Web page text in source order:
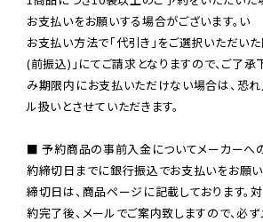
お支払いをお願いする場合がございます。い
お支払い方法で「代引き」をご選択いただいた
(前振込)」にてご請求となりますので、ご了承
み期限内にお支払いただけない場合は、恐
ル扱いとさせていただきます。
■ 予約商品の事前入金についてメーカーへ
約締切日までに銀行振込でお支払いをお願
締切日は、商品ページに記載しております。
約完了後、メールでご案内致しますので、必